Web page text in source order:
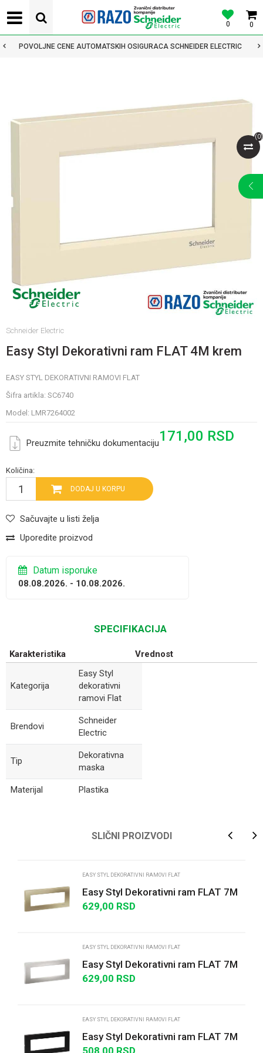
0
0
POVOLJNE CENE AUTOMATSKIH OSIGURACA SCHNEIDER ELECTRIC
(0)
Schneider Electric
Easy Styl Dekorativni ram FLAT 4M krem
EASY STYL DEKORATIVNI RAMOVI FLAT
Šifra artikla: SC6740
Model: LMR7264002
Preuzmite tehničku dokumentaciju171,00 RSD
Količina:
DODAJ U KORPU
Sačuvajte u listi želja
Uporedite proizvod
Datum isporuke
08.08.2026. - 10.08.2026.
SPECIFIKACIJA
Karakteristika Vrednost
Kategorija
Easy Styl
dekorativni
ramovi Flat
Brendovi
Schneider
Electric
Tip
Dekorativna
maska
Materijal Plastika
Poruka
SLIČNI PROIZVODI
EASY STYL DEKORATIVNI RAMOVI FLAT
Easy Styl Dekorativni ram FLAT 7M
metalik bež
629,00 RSD
EASY STYL DEKORATIVNI RAMOVI FLAT
Easy Styl Dekorativni ram FLAT 7M
srebrni
629,00 RSD
EASY STYL DEKORATIVNI RAMOVI FLAT
Easy Styl Dekorativni ram FLAT 7M
metalik crna
508,00 RSD